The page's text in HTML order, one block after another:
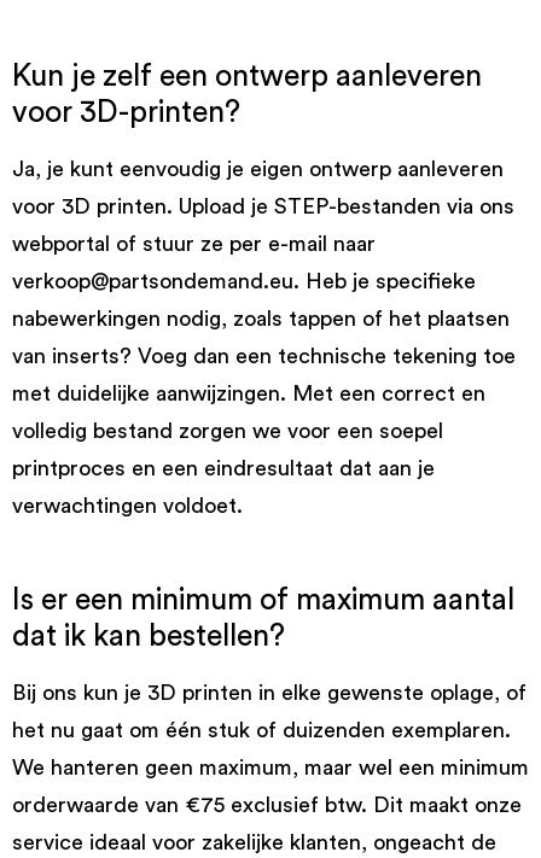
Kun je zelf een ontwerp aanleveren
voor 3D-printen?
Ja, je kunt eenvoudig je eigen ontwerp aanleveren
voor 3D printen. Upload je STEP-bestanden via ons
webportal of stuur ze per e-mail naar
verkoop@partsondemand.eu. Heb je specifieke
nabewerkingen nodig, zoals tappen of het plaatsen
van inserts? Voeg dan een technische tekening toe
met duidelijke aanwijzingen. Met een correct en
volledig bestand zorgen we voor een soepel
printproces en een eindresultaat dat aan je
verwachtingen voldoet.
Is er een minimum of maximum aantal
dat ik kan bestellen?
Bij ons kun je 3D printen in elke gewenste oplage, of
het nu gaat om één stuk of duizenden exemplaren.
We hanteren geen maximum, maar wel een minimum
orderwaarde van €75 exclusief btw. Dit maakt onze
service ideaal voor zakelijke klanten, ongeacht de